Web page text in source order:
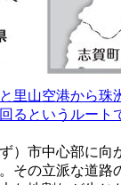
里山空港から珠
るというルート
）市中心部に向
その立派な道路